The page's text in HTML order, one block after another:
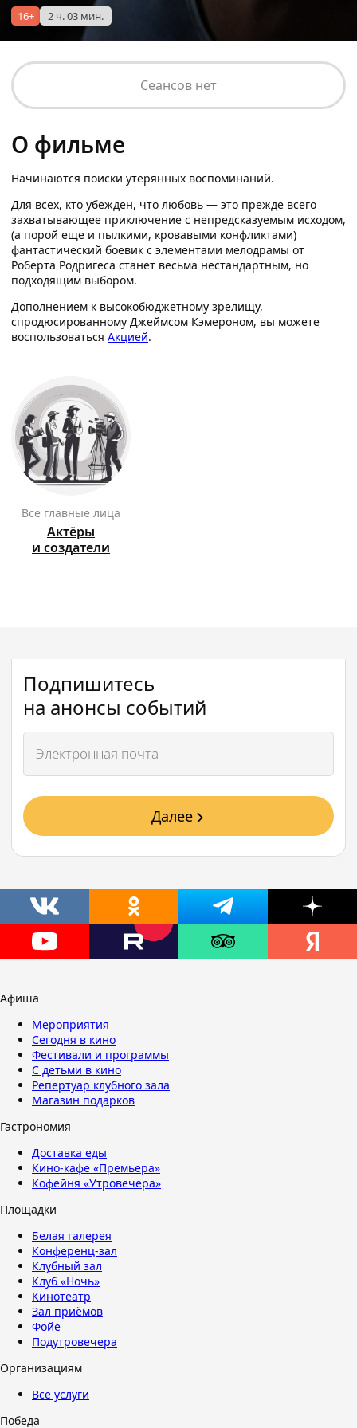
16+ 2 ч. 03 мин.
Сеансов нет
О фильме
Начинаются поиски утерянных воспоминаний.
Для всех, кто убежден, что любовь — это прежде всего
захватывающее приключение с непредсказуемым исходом,
(а порой еще и пылкими, кровавыми конфликтами)
фантастический боевик с элементами мелодрамы от
Роберта Родригеса станет весьма нестандартным, но
подходящим выбором.
Дополнением к высокобюджетному зрелищу,
спродюсированному Джеймсом Кэмероном, вы можете
воспользоваться Акцией.
Все главные лица
Актёры
и создатели
Подпишитесь
на анонсы событий
Далее
Афиша
Мероприятия
Сегодня в кино
Фестивали и программы
С детьми в кино
Репертуар клубного зала
Магазин подарков
Гастрономия
Доставка еды
Кино-кафе «Премьера»
Кофейня «Утровечера»
Площадки
Белая галерея
Конференц-зал
Клубный зал
Клуб «Ночь»
Кинотеатр
Зал приёмов
Фойе
Подутровечера
Организациям
Все услуги
Победа